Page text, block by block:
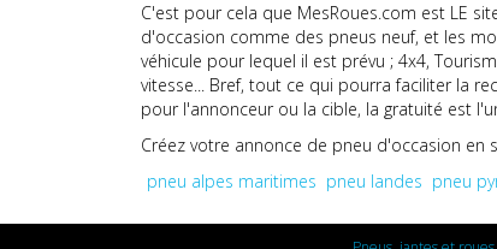
C'est pour cela que MesRoues.com est LE
d'occasion comme des pneus neuf, et les
véhicule pour lequel il est prévu ; 4x4,
vitesse... Bref, tout ce qui pourra faciliter la
pour l'annonceur ou la cible, la gratuité est
Créez votre annonce de pneu d'occasion en
pneu alpes maritimes pneu landes pneu